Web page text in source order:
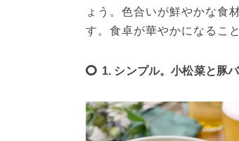
ょう。色合いが鮮やかな食
す。食卓が華やかになるこ
1. シンプル。小松菜と豚